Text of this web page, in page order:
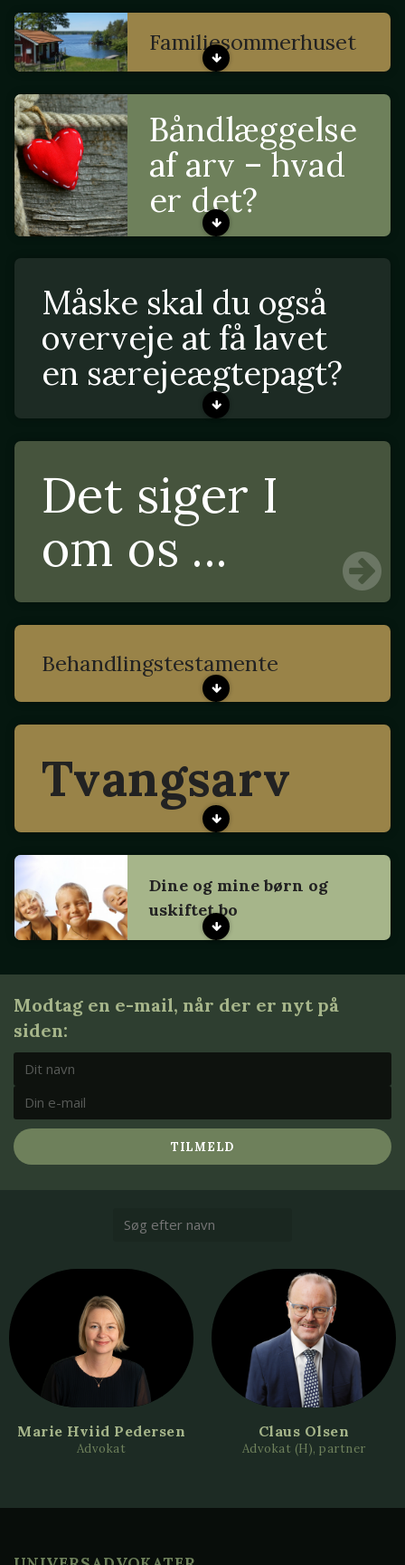
Familiesommerhuset
Båndlæggelse
af arv – hvad
er det?
Måske skal du også
overveje at få lavet
en særejeægtepagt?
Det siger I
om os ...
Behandlingstestamente
Tvangsarv
Dine og mine børn og
uskiftet bo
Modtag en e-mail, når der er nyt på
siden:
TILMELD
Marie Hviid Pedersen
Advokat
Claus Olsen
Advokat (H), partner